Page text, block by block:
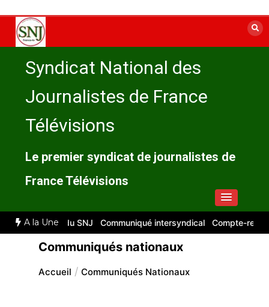
contenu
Syndicat National des
Journalistes de France
Télévisions
Le premier syndicat de journalistes de
France Télévisions
A la Une
rendu du SNJ Communiqué intersyndical Compte-rendu
Communiqués nationaux
Accueil Communiqués Nationaux